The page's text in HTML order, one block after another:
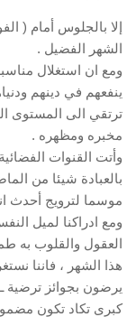
إلا بالجلوس أمام (
الشهر الفضيل .
ومع ان استغلال
ينفعهم في دينهم
ترتقي الى المستوى
مخبره ومظهره .
وأتت القنوات
بالعبادة شيئا من
موسما لترويج أحدث
ومع ادراكنا لميل
العقول والقلوب به
هذا الشهر ، فاننا
يرضون بجوائز ترضية
كبرى تكاد تكون